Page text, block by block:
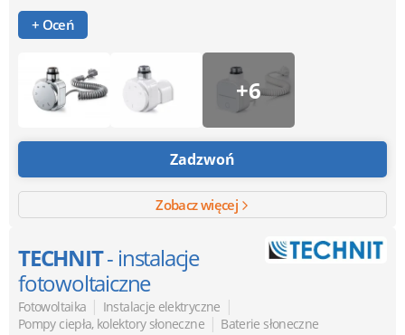
+ Oceń
+6
Zadzwoń
Zobacz więcej
TECHNIT- instalacje
fotowoltaiczne
Fotowoltaika | Instalacje elektryczne |
Pompy ciepła, kolektory słoneczne | Baterie słoneczne